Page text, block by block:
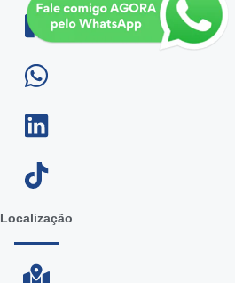
Localização